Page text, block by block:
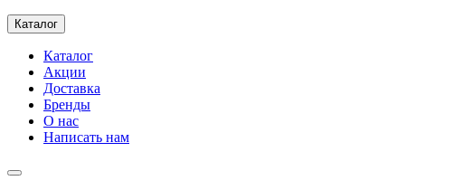
Каталог
Каталог
Акции
Доставка
Бренды
О нас
Написать нам